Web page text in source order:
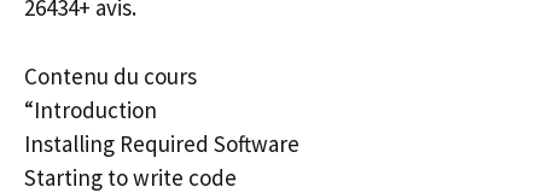
26434+ avis.
Contenu du cours
“Introduction
Installing Required Software
Starting to write code